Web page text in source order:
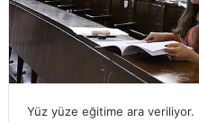
Yüz yüze eğitime ara